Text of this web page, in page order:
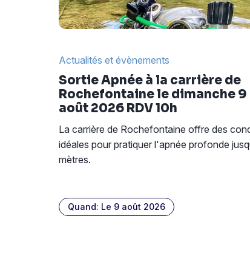
Actualités et évènements
Sortie Apnée à la carrière de
Rochefontaine le dimanche 9
août 2026 RDV 10h
La carrière de Rochefontaine offre des
idéales pour pratiquer l'apnée profonde
mètres.
Quand: Le 9 août 2026